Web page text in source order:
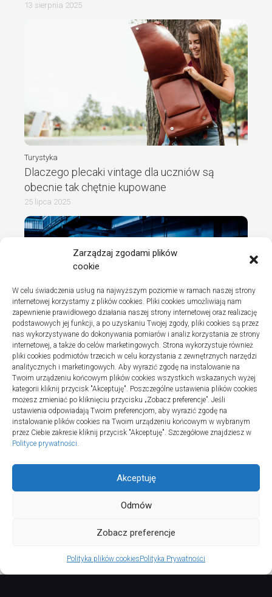
Zarządzaj zgodami plików
cookie
W celu świadczenia usług na najwyższym poziomie w ramach naszej strony
internetowej korzystamy z plików cookies. Pliki cookies umożliwiają nam
zapewnienie prawidłowego działania naszej strony internetowej oraz realizację
podstawowych jej funkcji, a po uzyskaniu Twojej zgody, pliki cookies są przez
nas wykorzystywane do dokonywania pomiarów i analiz korzystania ze strony
internetowej, a także do celów marketingowych. Strona wykorzystuje również
pliki cookies podmiotów trzecich w celu korzystania z zewnętrznych narzędzi
analitycznych i marketingowych. Aby wyrazić zgodę na instalowanie na
Twoim urządzeniu końcowym plików cookies wszystkich wskazanych wyżej
kategorii kliknij przycisk "Akceptuję". Poszczególne ustawienia plików cookies
możesz zmieniać po kliknięciu przycisku „Zobacz preferencje”. Jeśli
ustawienia odpowiadają Twoim preferencjom, aby wyrazić zgodę na
instalowanie plików cookies na Twoim urządzeniu końcowym w wybranym
przez Ciebie zakresie kliknij przycisk "Akceptuję". Szczegółowe znajdziesz w
Polityce prywatności.
Akceptuję
Odmów
Zobacz preferencje
Polityka plików cookiesPolityka Prywatności
13 sierpnia 2025
Turystyka
Dlaczego plecaki vintage dla uczniów są
obecnie tak chętnie kupowane
25 lipca 2025
Turystyka
Jak wybrać dobrą firmę do instalacji
sanitarnych w szpitalach
20 lipca 2025